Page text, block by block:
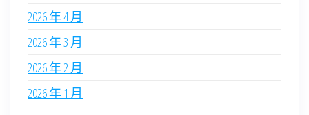
2026 年 4 月
2026 年 3 月
2026 年 2 月
2026 年 1 月